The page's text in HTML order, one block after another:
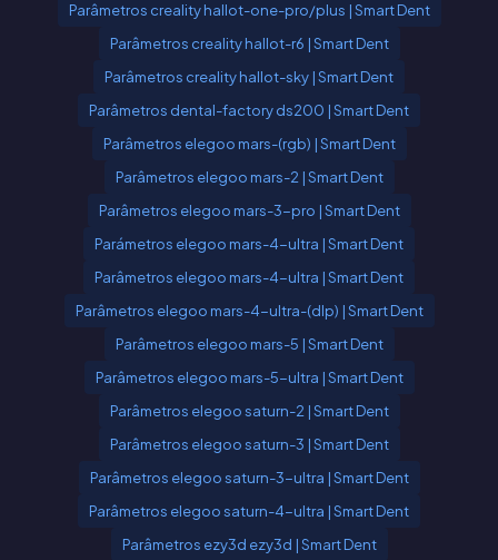
Parâmetros creality hallot-one-pro/plus | Smart Dent
Parâmetros creality hallot-r6 | Smart Dent
Parâmetros creality hallot-sky | Smart Dent
Parâmetros dental-factory ds200 | Smart Dent
Parâmetros elegoo mars-(rgb) | Smart Dent
Parâmetros elegoo mars-2 | Smart Dent
Parâmetros elegoo mars-3-pro | Smart Dent
Parámetros elegoo mars-4-ultra | Smart Dent
Parâmetros elegoo mars-4-ultra | Smart Dent
Parâmetros elegoo mars-4-ultra-(dlp) | Smart Dent
Parâmetros elegoo mars-5 | Smart Dent
Parâmetros elegoo mars-5-ultra | Smart Dent
Parâmetros elegoo saturn-2 | Smart Dent
Parâmetros elegoo saturn-3 | Smart Dent
Parâmetros elegoo saturn-3-ultra | Smart Dent
Parâmetros elegoo saturn-4-ultra | Smart Dent
Parâmetros ezy3d ezy3d | Smart Dent